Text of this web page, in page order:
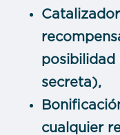
posibilidad
secreta),
cualquier